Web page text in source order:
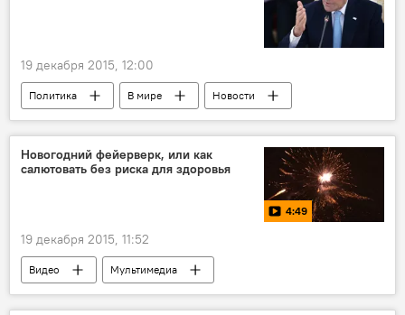
19 декабря 2015, 12:00
Политика В мире
Новости
Россия
США
Джон Керри
сотрудничество
Новогодний фейерверк, или как
салютовать без риска для здоровья
4:49
19 декабря 2015, 11:52
Видео
Мультимедиа
Новый год и Рождество в Молдове 2021